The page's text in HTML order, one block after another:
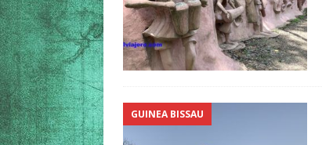
GUINEA BISSAU